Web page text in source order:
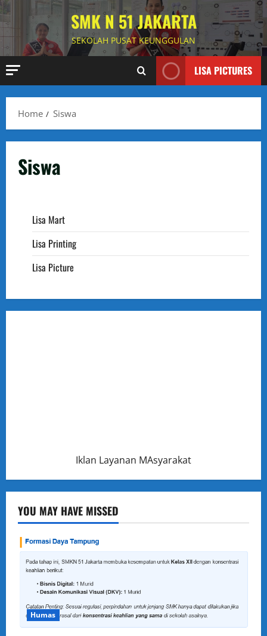
Skip
to
content
SMK N 51 JAKARTA
SEKOLAH PUSAT KEUNGGULAN
LISA PICTURES
Home Siswa
Siswa
Lisa Mart
Lisa Printing
Lisa Picture
Iklan Layanan MAsyarakat
YOU MAY HAVE MISSED
Humas